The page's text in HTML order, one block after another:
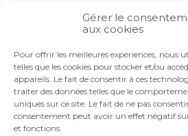
Gérer le
aux cookies
Pour offrir les meilleures expériences, nous
telles que les cookies pour stocker et/ou
appareils. Le fait de consentir à ces
traiter des données telles que le
uniques sur ce site. Le fait de ne pas
consentement peut avoir un effet négatif
et fonctions.
FaceBook
TwitterLinkedIn